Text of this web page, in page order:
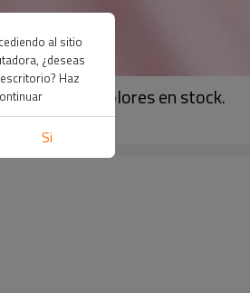
de colores en stock.
al sitio
¿deseas
Haz
Si